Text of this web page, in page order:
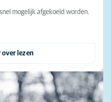
mogelijk afgekoeld worden.
over lezen